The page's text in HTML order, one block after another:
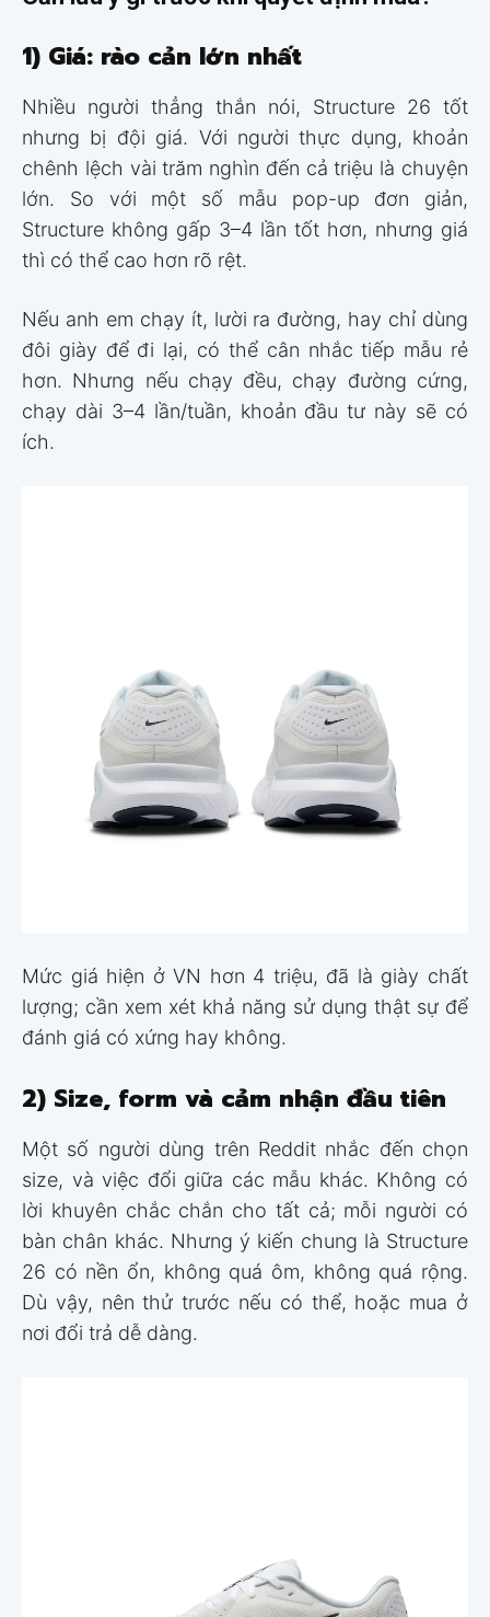
1) Giá: rào cản lớn nhất
Nhiều người thẳng thắn nói, Structure 26 tốt
nhưng bị đội giá. Với người thực dụng, khoản
chênh lệch vài trăm nghìn đến cả triệu là chuyện
lớn. So với một số mẫu pop-up đơn giản,
Structure không gấp 3–4 lần tốt hơn, nhưng giá
thì có thể cao hơn rõ rệt.
Nếu anh em chạy ít, lười ra đường, hay chỉ dùng
đôi giày để đi lại, có thể cân nhắc tiếp mẫu rẻ
hơn. Nhưng nếu chạy đều, chạy đường cứng,
chạy dài 3–4 lần/tuần, khoản đầu tư này sẽ có
ích.
Mức giá hiện ở VN hơn 4 triệu, đã là giày chất
lượng; cần xem xét khả năng sử dụng thật sự để
đánh giá có xứng hay không.
2) Size, form và cảm nhận đầu tiên
Một số người dùng trên Reddit nhắc đến chọn
size, và việc đổi giữa các mẫu khác. Không có
lời khuyên chắc chắn cho tất cả; mỗi người có
bàn chân khác. Nhưng ý kiến chung là Structure
26 có nền ổn, không quá ôm, không quá rộng.
Dù vậy, nên thử trước nếu có thể, hoặc mua ở
nơi đổi trả dễ dàng.